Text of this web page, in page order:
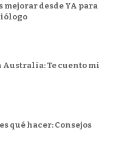
desde YA para
Australia: Te cuento mi
qué hacer: Consejos